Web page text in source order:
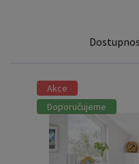
Akce
Doporučujeme